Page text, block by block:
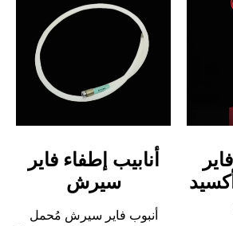
أنابيب إطفاء فاير
سيرش
أنبوب فاير سيرش مُحمل